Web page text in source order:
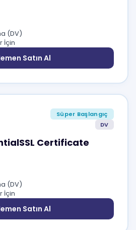
(DV)
İçin
Satın Al
Süper Başlangıç
DV
Certificate
(DV)
İçin
Satın Al